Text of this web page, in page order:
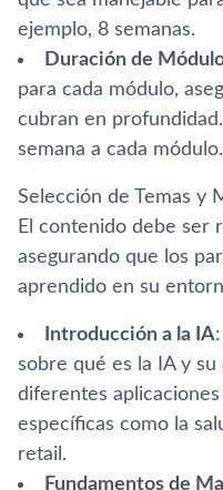
ejemplo, 8 semanas.
Duración de
para cada módulo,
cubran en
semana a cada módulo.
Selección de Temas y
El contenido debe ser
asegurando que los
aprendido en su
Introducción a la IA
sobre qué es la IA y
diferentes
específicas como la
retail.
Fundamentos de